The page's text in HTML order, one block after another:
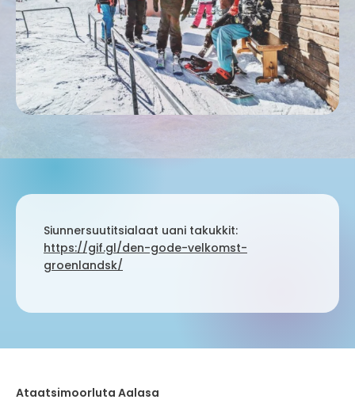
Siunnersuutitsialaat uani takukkit:
https://gif.gl/den-gode-velkomst-
groenlandsk/
Ataatsimoorluta Aalasa